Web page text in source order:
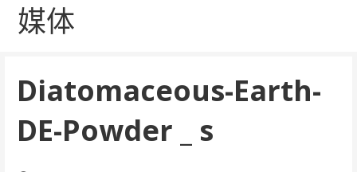
媒体
Diatomaceous-Earth-
DE-Powder _ s